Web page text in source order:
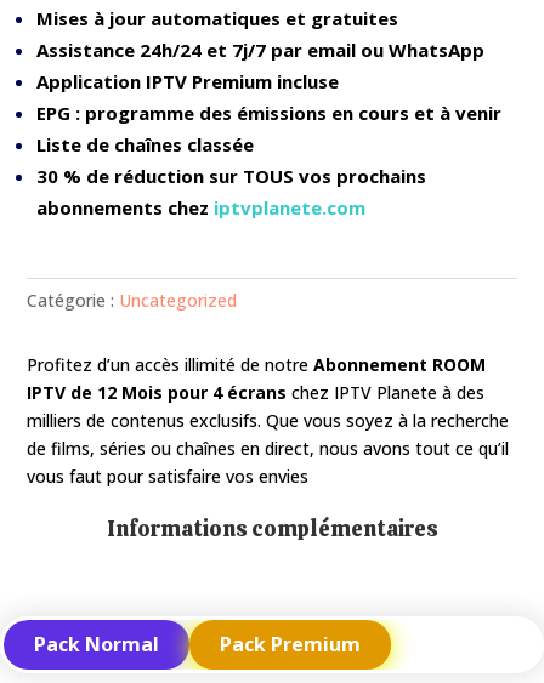
Mises à jour automatiques et gratuites
Assistance 24h/24 et 7j/7 par email ou WhatsApp
Application IPTV Premium incluse
EPG : programme des émissions en cours et à venir
Liste de chaînes classée
30 % de réduction sur TOUS vos prochains
abonnements chez iptvplanete.com
Catégorie : Uncategorized
Profitez d’un accès illimité de notreAbonnement ROOM
IPTV de 12 Mois pour 4 écrans chez IPTV Planete à des
milliers de contenus exclusifs. Que vous soyez à la recherche
de films, séries ou chaînes en direct, nous avons tout ce qu’il
vous faut pour satisfaire vos envies
Informations complémentaires
Pack Normal Pack Premium